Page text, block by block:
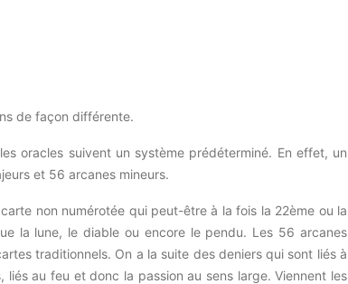
de façon différente.
oracles suivent un système prédéterminé. En effet, un
et 56 arcanes mineurs.
non numérotée qui peut-être à la fois la 22ème ou la
la lune, le diable ou encore le pendu. Les 56 arcanes
traditionnels. On a la suite des deniers qui sont liés à
liés au feu et donc la passion au sens large. Viennent les